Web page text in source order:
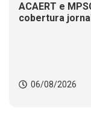
ACAERT e
cobertura
06/08/2026